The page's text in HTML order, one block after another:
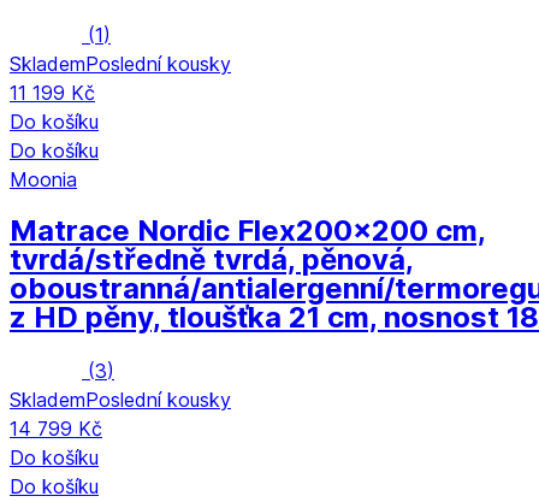
(1)
SklademPoslední kousky
11 199 Kč
Do košíku
Do košíku
Moonia
Matrace Nordic Flex200x200 cm,
tvrdá/středně tvrdá, pěnová,
oboustranná/antialergenní/
z HD pěny, tloušťka 21 cm, nosnost
(3)
SklademPoslední kousky
14 799 Kč
Do košíku
Do košíku